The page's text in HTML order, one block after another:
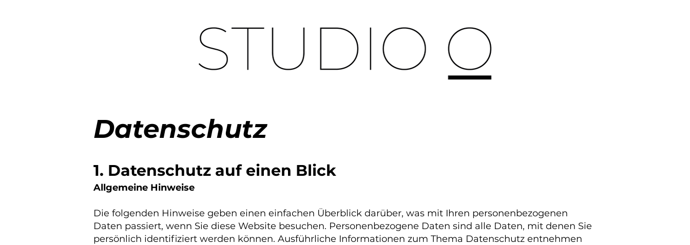
Datenschutz
1. Datenschutz auf einen Blick
Allgemeine Hinweise
Die folgenden Hinweise geben einen einfachen Überblick darüber, was mit Ihren personenbezogenen
Daten passiert, wenn Sie diese Website besuchen. Personenbezogene Daten sind alle Daten, mit denen Sie
persönlich identifiziert werden können. Ausführliche Informationen zum Thema Datenschutz entnehmen